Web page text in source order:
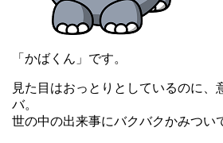
「かばくん」です。
見た目はおっとりとしているのに、
バ。
世の中の出来事にバクバクかみつい